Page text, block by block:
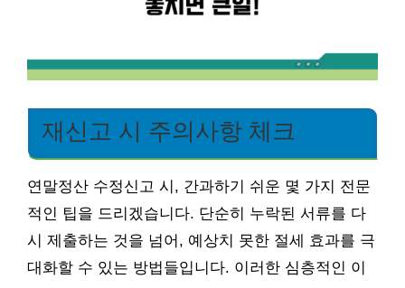
재신고 시 주의사항 체크
연말정산 수정신고 시, 간과하기 쉬운 몇 가지 전문
적인 팁을 드리겠습니다. 단순히 누락된 서류를 다
시 제출하는 것을 넘어, 예상치 못한 절세 효과를 극
대화할 수 있는 방법들입니다. 이러한 심층적인 이